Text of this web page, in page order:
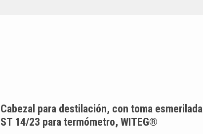
Cabezal para destilación, con toma esmerilada
ST 14/23 para termómetro, WITEG®